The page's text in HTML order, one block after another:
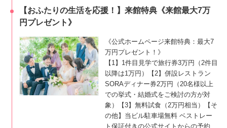
【おふたりの生活を応援！】来館特典《来館最大7万
円プレゼント》
《公式ホームページ来館特典：最大7
万円プレゼント！》
【1】1件目見学で旅行券3万円（2件目
以降は1万円）【2】併設レストラン
SORAディナー券2万円（20名様以上
での挙式・結婚式をご検討の方が対
象）【3】無料試食（2万円相当）【そ
の他】当ビル駐車場無料 ベストレー
ト保証付きの公式サイトからの予約